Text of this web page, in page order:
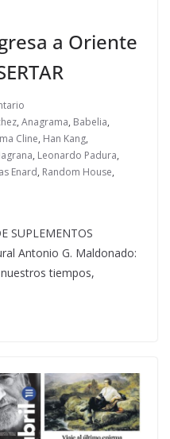
a Oriente
, Anagrama, Babelia,
Cline, Han Kang,
, Leonardo Padura,
Enard, Random House,
SUPLEMENTOS
Antonio G. Maldonado:
tiempos,